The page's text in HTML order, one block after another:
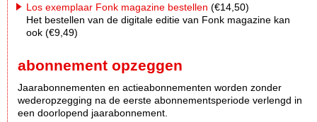
Los exemplaar Fonk magazine bestellen (€14,50)
Het bestellen van de digitale editie van Fonk magazine kan
ook (€9,49)
abonnement opzeggen
Jaarabonnementen en actieabonnementen worden zonder
wederopzegging na de eerste abonnementsperiode verlengd in
een doorlopend jaarabonnement.